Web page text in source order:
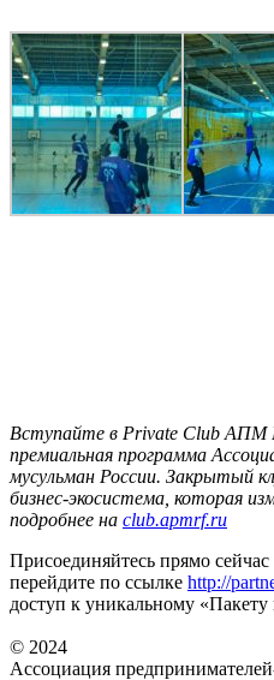
Вступайте в Private Club
премиальная программа
мусульман России. Закрытый
бизнес-экосистема, которая
подробнее на club.apmrf.ru
Присоединяйтесь прямо
перейдите по ссылке http://
доступ к уникальному
© 2024
Ассоциация